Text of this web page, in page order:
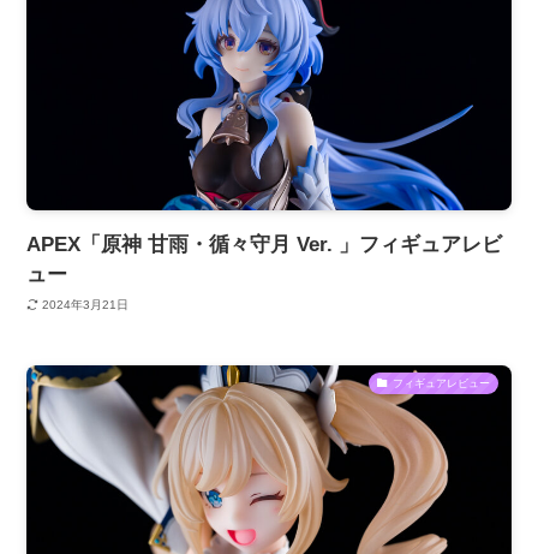
APEX「原神 甘雨・循々守月 Ver. 」フィギュアレビ
ュー
2024年3月21日
フィギュアレビュー